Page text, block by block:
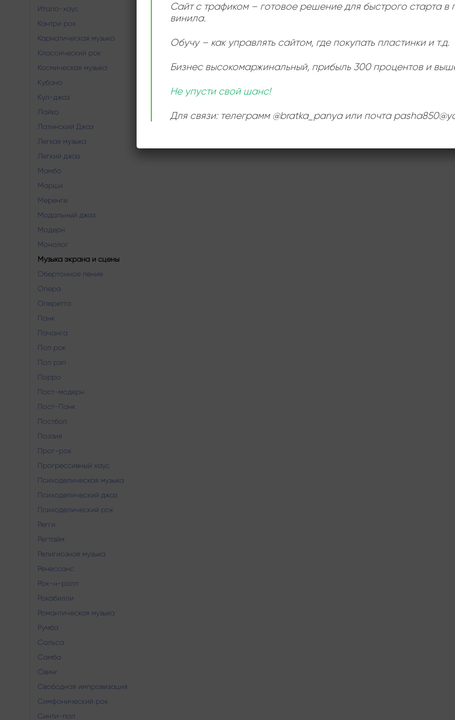
Итало-хаус
Кантри рок
Карнатическая музыка
Классический рок
Космическая музыка
Кубано
Кул-джаз
Лайко
Латинский Джаз
Легкая музыка
Легкий джаз
Мамбо
Марши
Меренге
Модальный джаз
Модерн
Монолог
Музыка экрана и сцены
Обертонное пение
Опера
Оперетта
Панк
Пачанга
Поп рок
Поп рэп
Порро
Пост-модерн
Пост-Панк
Постбоп
Поэзия
Прог-рок
Прогрессивный хаус
Психоделическая музыка
Психоделический джаз
Психоделический рок
Регги
Регтайм
Религиозная музыка
Ренессанс
Рок-н-ролл
Рокабилли
Романтическая музыка
Румба
Сальса
Самба
Свинг
Свободная импровизация
Симфонический рок
Синти-поп
Сайт с трафиком – готовое решение для быстрого старта в
винила.
Обучу – как управлять сайтом, где покупать пластинки и т.д.
Бизнес высокомаржинальный, прибыль 300 процентов и
Не упусти свой шанс!
Для связи: телеграмм @bratka_panya или почта